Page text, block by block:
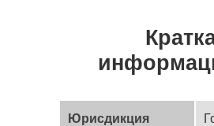
Юрисдикция